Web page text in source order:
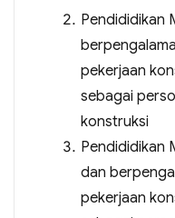
Pendididikan
pekerjaan
sebagai
konstruksi
Pendididikan
dan
pekerjaan